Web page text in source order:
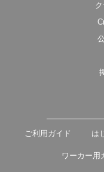
ご利用ガイド は
ワーカー用